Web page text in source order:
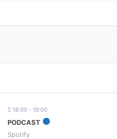
18:00 - 19:00
PODCAST
Spotify